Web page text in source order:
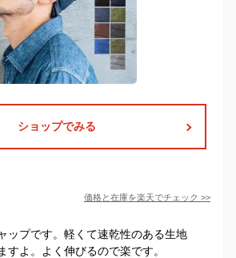
ショップでみる
価格と在庫を楽天でチェック >>
ップです。軽くて速乾性のある生地
すよ。よく伸びるので楽です。